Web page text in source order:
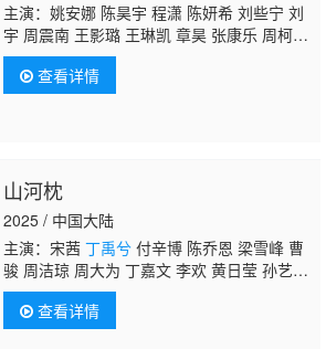
主演：姚安娜 陈昊宇 程潇 陈妍希 刘些宁 刘
宇 周震南 王影璐 王琳凯 章昊 张康乐 周柯
宇 张艺凡 敖瑞鹏 张天爱 梁壁荧 林博洋 李兰
迪 李云霄 卢昱晓 欧阳娜娜 王天放 王安宇 王
玉雯 文淇 章若楠 曾舜晞 祝绪丹 周也 周雨
星 阿云嘎 白鹿 悦悦 景甜 李莎旻子 李一桐 刘
雨昕 刘宇宁 尼格买提·热合曼 齐思钧 孙艺
洲 袁娅维 魏大勋 谢娜 蓝羽 张纯如
查看详情
山河枕
2025 / 中国大陆
主演：宋茜 丁禹兮付辛博 陈乔恩 梁雪峰 曹
骏 周洁琼 周大为 丁嘉文 李欢 黄日莹 孙艺
宁 马昊 徐沐婵 安悦溪 韩云云 张天阳 王森 赫
雷 马梦唯 姜卓君 赵诗意 邵伟桐 丁映智 郎
鹏 方晓莉 梁睿珑
查看详情